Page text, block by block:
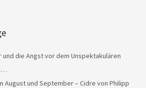
und die Angst vor dem Unspektakulären
…
August und September – Cidre von Philipp